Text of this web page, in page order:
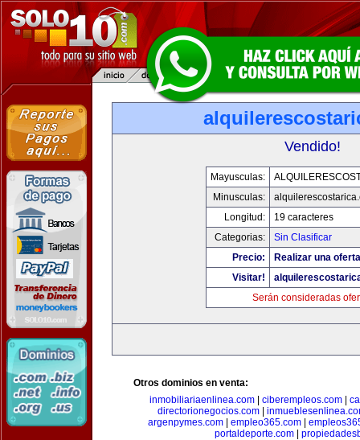
Vendido!
Mayusculas:
Minusculas:
Longitud:
19 caracteres
Categorias:
Sin Clasificar
Precio:
Realizar una
Visitar!
Serán consideradas
Otros dominios en venta:
inmobiliariaenlinea.com| ciberempleos.com|
directorionegocios.com
argenpymes.com
empleo365.com
portaldeporte.com|